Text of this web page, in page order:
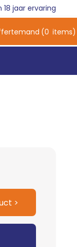
18 jaar ervaring
(0 items)
>